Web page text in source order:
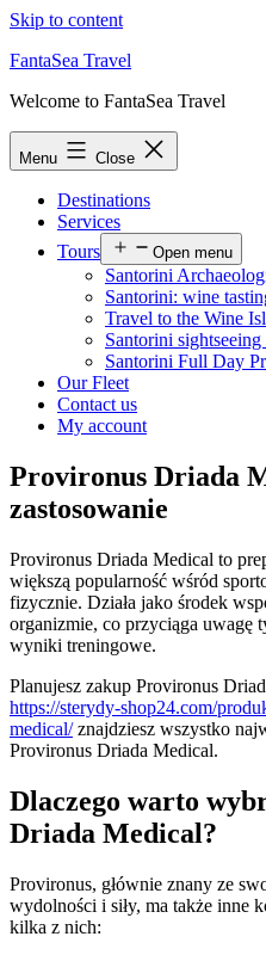
Skip to content
FantaSea Travel
Welcome to FantaSea Travel
Menu Close
Destinations
Services
Tours
Open menu
Santorini
Santorini: wine
Travel to the Wine
Santorini
Santorini Full Day
Our Fleet
Contact us
My account
Provironus Driada
zastosowanie
Provironus Driada Medical to
większą popularność wśród
fizycznie. Działa jako środek
organizmie, co przyciąga uwagę
wyniki treningowe.
Planujesz zakup Provironus
https://sterydy-shop24.com/
medical/znajdziesz wszystko
Provironus Driada Medical.
Dlaczego warto
Driada Medical?
Provironus, głównie znany ze
wydolności i siły, ma także inne
kilka z nich: